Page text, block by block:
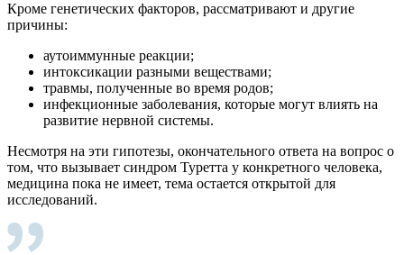
Кроме генетических факторов, рассматривают и другие
причины:
аутоиммунные реакции;
интоксикации разными веществами;
травмы, полученные во время родов;
инфекционные заболевания, которые могут влиять на
развитие нервной системы.
Несмотря на эти гипотезы, окончательного ответа на вопрос о
том, что вызывает синдром Туретта у конкретного человека,
медицина пока не имеет, тема остается открытой для
исследований.